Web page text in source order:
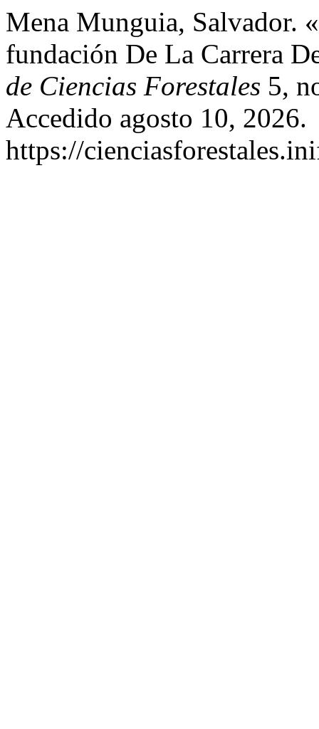
Mena Munguia, Salvador.
fundación De La Carrera
de Ciencias Forestales 5,
Accedido agosto 10, 2026.
https://